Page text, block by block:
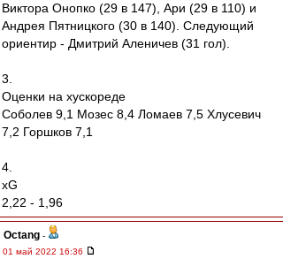
Виктора Онопко (29 в 147), Ари (29 в 110) и
Андрея Пятницкого (30 в 140). Следующий
ориентир - Дмитрий Аленичев (31 гол).
3.
Оценки на хускореде
Соболев 9,1 Мозес 8,4 Ломаев 7,5 Хлусевич
7,2 Горшков 7,1
4.
xG
2,22 - 1,96
Octang -
01 май 2022 16:36